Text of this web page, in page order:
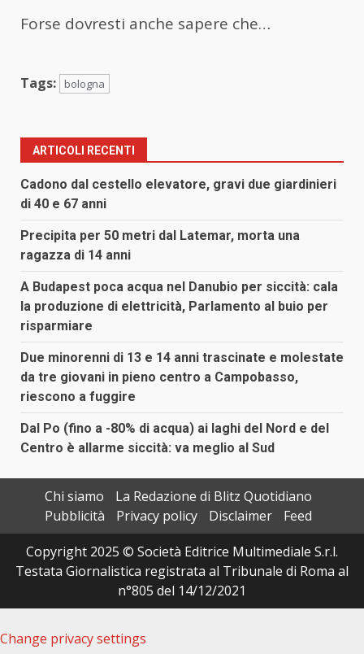
Forse dovresti anche sapere che…
Tags: bologna
ARTICOLI RECENTI
Cadono dal cestello elevatore, gravi due giardinieri
di 40 e 67 anni
Precipita per 50 metri dal Latemar, morta una
ragazza di 14 anni
A Budapest poca acqua nel Danubio per siccità: cala
la produzione di elettricità, Parlamento al buio per
risparmiare
Due minorenni di 13 e 14 anni trascinate e molestate
da tre giovani in pieno centro a Campobasso,
riescono a fuggire
Dal Po (fino a -80% di acqua) ai laghi del Nord e del
Centro è allarme siccità: va meglio al Sud
Chi siamo
La Redazione di Blitz Quotidiano
Pubblicità
Privacy policy Disclaimer
Feed
Copyright 2025 © Società Editrice Multimediale S.r.l.
Testata Giornalistica registrata al Tribunale di Roma al
n°805 del 14/12/2021
Change privacy settings